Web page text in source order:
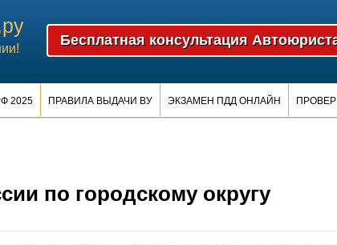
2025 ПРАВИЛА ВЫДАЧИ ВУ ЭКЗАМЕН ПДД ОНЛАЙН
по городскому округу